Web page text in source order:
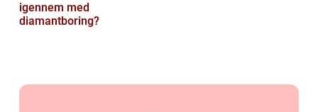
igennem med
diamantboring?